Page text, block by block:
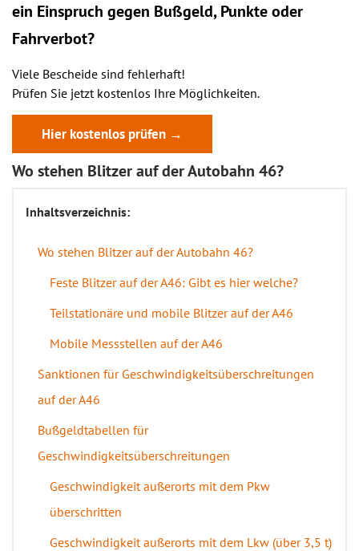
ein Einspruch gegen Bußgeld, Punkte oder
Fahrverbot?
Viele Bescheide sind fehlerhaft!
Prüfen Sie jetzt kostenlos Ihre Möglichkeiten.
Hier kostenlos prüfen →
Wo stehen Blitzer auf der Autobahn 46?
Inhaltsverzeichnis:
Wo stehen Blitzer auf der Autobahn 46?
Feste Blitzer auf der A46: Gibt es hier welche?
Teilstationäre und mobile Blitzer auf der A46
Mobile Messstellen auf der A46
Sanktionen für Geschwindigkeitsüberschreitungen
auf der A46
Bußgeldtabellen für
Geschwindigkeitsüberschreitungen
Geschwindigkeit außerorts mit dem Pkw
überschritten
Geschwindigkeit außerorts mit dem Lkw (über 3,5 t)